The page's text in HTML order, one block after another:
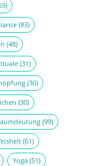
(83)
(48)
(31)
(30)
(30)
(99)
(61)
Yoga(51)